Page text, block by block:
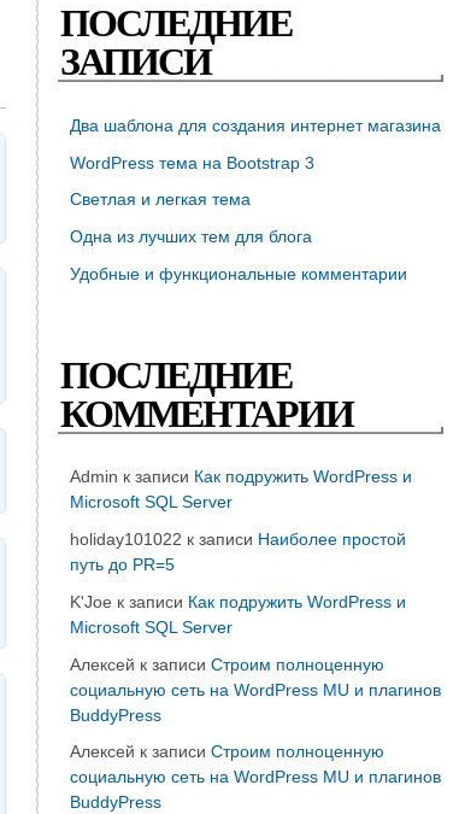
ПОСЛЕДНИЕ
ЗАПИСИ
Два шаблона для создания интернет магазина
WordPress тема на Bootstrap 3
Светлая и легкая тема
Одна из лучших тем для блога
Удобные и функциональные комментарии
ПОСЛЕДНИЕ
КОММЕНТАРИИ
Admin к записи Как подружить WordPress и
Microsoft SQL Server
holiday101022 к записи Наиболее простой
путь до PR=5
K'Joe к записи Как подружить WordPress и
Microsoft SQL Server
Алексей к записи Строим полноценную
социальную сеть на WordPress MU и плагинов
BuddyPress
Алексей к записи Строим полноценную
социальную сеть на WordPress MU и плагинов
BuddyPress